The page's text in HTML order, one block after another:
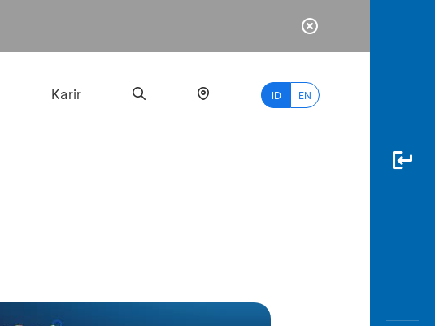
Karir ID EN